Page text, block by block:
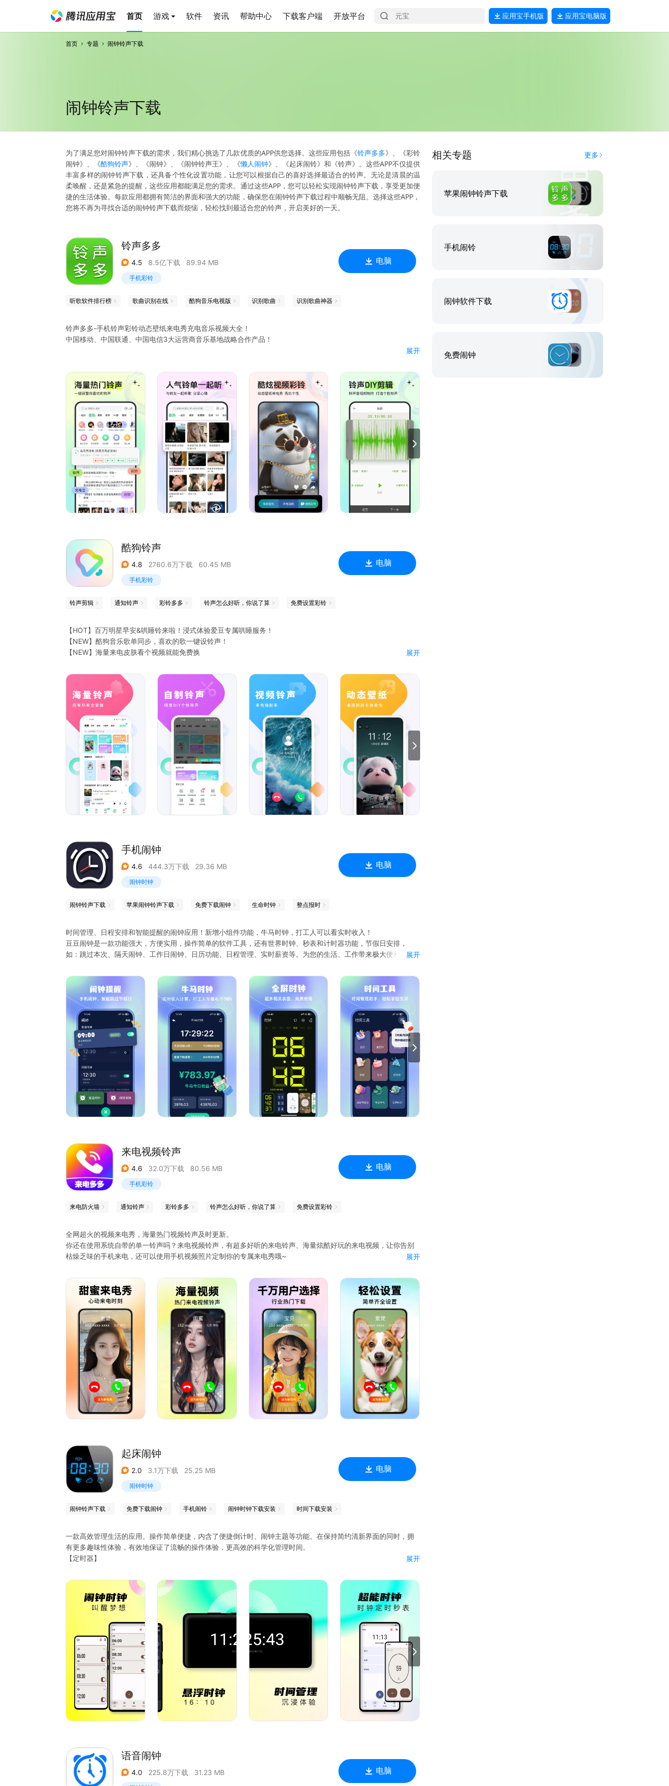
首页 游戏 软件 资讯 帮助中心 下载客户端 开放平台 应用宝手机版 应用宝电脑版
首页 专题 闹钟铃声下载
闹钟铃声下载
为了满足您对闹钟铃声下载的需求，我们精心挑选了几款优质的APP供您选择。这些应用包括《铃声多多》、《彩铃
闹钟》、《酷狗铃声》、《闹钟》、《闹钟铃声王》、《懒人闹钟》、《起床闹铃》和《铃声》。这些APP不仅提供
丰富多样的闹钟铃声下载，还具备个性化设置功能，让您可以根据自己的喜好选择最适合的铃声。无论是清晨的温
柔唤醒，还是紧急的提醒，这些应用都能满足您的需求。通过这些APP，您可以轻松实现闹钟铃声下载，享受更加便
捷的生活体验。每款应用都拥有简洁的界面和强大的功能，确保您在闹钟铃声下载过程中顺畅无阻。选择这些APP，
您将不再为寻找合适的闹钟铃声下载而烦恼，轻松找到最适合您的铃声，开启美好的一天。
铃声多多
4.5 8.5亿下载 89.94 MB
手机彩铃
电脑
听歌软件排行榜 歌曲识别在线 酷狗音乐电视版 识别歌曲 识别歌曲神器
铃声多多-手机铃声彩铃动态壁纸来电秀充电音乐视频大全！
中国移动、中国联通、中国电信3大运营商音乐基地战略合作产品！
精细铃声分类，经典、原创、翻唱、恶搞、影视、动漫、粤语、老歌选你喜欢。
● 实时获取你想要的铃声
手机铃声、彩铃（炫铃），来电视频，短信闹铃，充电提示音视频，视频彩铃……好听的不要不要哒~还可以给特别
的联系人设置单独的来电铃声哦！
● 多人在线一起听，玩法多多！
独乐乐不如众乐乐，多人在线一起听，快点和喜欢的人分享你的铃单吧！还能新建自己的听歌房间哦！
可以尽情语音聊天、动感K歌、斗图、互送礼物、听歌交友两不误；还有超多精美头像挂饰、动态礼物，持续更新
ing；
● 超多高清充电视频动态壁纸来电秀
热门充电提示音，有趣炫酷的充电视频，让充电变得更有趣！
搞怪酷炫的视频彩铃，动态壁纸来电秀，一键设置秀出个性！
百万高品质铃声资源，支持个性化DIY铃声剪辑，制作你的专属个性铃声。
百万高品质铃声资源，支持个性化DIY铃声剪辑，一键设置充电视频铃声！
如此强大的手机铃声设置功能，你还在等什么？快来下载设置吧
展开
酷狗铃声
4.8 2760.6万下载 60.45 MB
手机彩铃
电脑
铃声剪辑 通知铃声 彩铃多多 铃声怎么好听，你说了算 免费设置彩铃
【HOT】百万明星早安&哄睡铃来啦！浸式体验爱豆专属哄睡服务！
【NEW】酷狗音乐歌单同步，喜欢的歌一键设铃声！
【NEW】海量来电皮肤看个视频就能免费换
【铃声大全】抖快爆款、热门新歌、影视动漫、DJ纯音乐……你想要的全都有，铃声、闹铃、短信、通知、充电音
一键全搞定！
【音乐闹钟】温柔唤醒、劲爆提神、鬼畜快乐，每天元气满满开始新一天～
【DIY裁剪】随意截取、多段拼接、还能提取视频背景音，你的铃声你做主！
【超清视频】来电视频、动态锁屏、动态壁纸，还能导入本地视频，手机界面独一无二！
【精美壁纸】明星、动漫、风景、萌宠、科技感……天天换壁纸，天天好心情！
【桌面小组件】纪念日、倒数日，给生活加点仪式感～
【彩铃专区】移动联通电信三网一键开通，热榜、趣味、影视全都有！
酷狗铃声，一站式装扮你的手机，快去下载试试吧
展开
手机闹钟
4.6 444.3万下载 29.36 MB
闹钟时钟
电脑
闹钟铃声下载 苹果闹钟铃声下载 免费下载闹钟 生命时钟 整点报时
时间管理、日程安排和智能提醒的闹钟应用！新增小组件功能，牛马时钟，打工人可以看实时收入！
豆豆闹钟是一款功能强大，方便实用，操作简单的软件工具，还有世界时钟、秒表和计时器功能，节假日安排，
如：跳过本次、隔天闹钟、工作日闹钟、日历功能、日程管理、实时薪资等。为您的生活、工作带来极大便利，手
1.闹钟：可以按照每天/每周/每月/每年/节日/生日的重复提醒，并可以以时间为单位设置间隔时间，设置闹铃或者隔
天闹钟；
2.重复提醒列表：只需要一次性的罗列一个重要的事情，年/月/日/时/分/秒/，您就可以一直得到准时的提醒；
3.闹钟铃声列表：可以选择默认铃声和自定的铃声；
4.计时器：可以自由创建一个计时的事项，举例，煲汤、跑步、午睡等事件；
5.世界时钟：显示世界时间，可以随意添加和删除，不需要联网也可，出差旅行必备；
6.秒表列表：开启秒表可以在一段时间内暂停系统会自动记录；
7.日历功能：日期方便查看，阴历、节日节气、法定假日清晰标注；
8.备忘提醒：日程管理、生日管理、纪念日管理，让生活变得井井有条；
Ps:关机、结束进程和静音闹钟都不会
展开
来电视频铃声
4.6 32.0万下载 80.56 MB
手机彩铃
电脑
来电防火墙 通知铃声 彩铃多多 铃声怎么好听，你说了算 免费设置彩铃
全网超火的视频来电秀，海量热门视频铃声及时更新。
你还在使用系统自带的单一铃声吗？来电视频铃声，有超多好听的来电铃声、海量炫酷好玩的来电视频，让你告别
枯燥乏味的手机来电，还可以使用手机视频照片定制你的专属来电秀哦~
机锁屏、短信铃声、闹钟铃声、高清壁纸、动态壁纸、微信壁纸、QQ皮肤，这里全都有！
【海量资源】全网百万来电视频铃声资源，总有一款你喜欢！
【一键设置】操作简单，设置便捷。来电视频铃声、手机铃声、来电秀、联系人专属来电秀、微信壁纸、QQ皮肤、
手机高清动态壁纸，全部轻松一键设置！
【每日更新】热门来电视频、来电视频铃声、手机铃声、来电秀、动态壁纸资源，每日更新。紧跟潮流，永不out！
【动态壁纸】是高清动态壁纸，也是炫酷有趣的音乐壁纸，给你不一样的手机使用体验。海量动态壁纸资源，随时
随地随心换！
【个性DIY】用你喜欢的照片、视频和素材，制作专属你的来电秀吧。更有超多的制作模版、热门好听的BGM等你来
选择！
来电视频铃声让你拥有更多精彩，快来下载体验吧！
展开
起床闹钟
2.0 3.1万下载 25.25 MB
闹钟时钟
电脑
闹钟铃声下载 免费下载闹钟 手机闹铃 闹钟时钟下载安装 时间下载安装
一款高效管理生活的应用。操作简单便捷，内含了便捷倒计时、闹钟主题等功能。在保持简约清新界面的同时，拥
有更多趣味性体验，有效地保证了流畅的操作体验，更高效的科学化管理时间。
【定时器】
您宝贵的时间。
闹钟唤醒周期、贪睡时间双重设置。闹钟铃声渐强提升，更贴心的闹钟，还您精致的睡眠。
【手电筒】
给你黑暗的夜晚照亮前路，更有SOS的闪光灯功能等。
【世界时间】
世界时钟：显示世界时间，可以随意添加和删除，不需要联网也可，出差旅行必备。
【更多功能】
全屏时间、秒表等等更多功能等您解锁，给您生活带来极大的便利！
展开
语音闹钟
4.0 225.8万下载 31.23 MB 电脑
相关专题 更多
苹果闹钟铃声下载
手机闹铃
闹钟软件下载
免费闹钟